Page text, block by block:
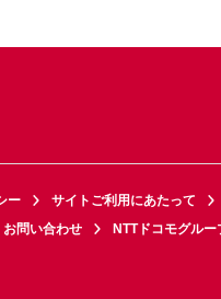
ー サイトご利用にあたって
お問い合わせ NTTドコモグルー